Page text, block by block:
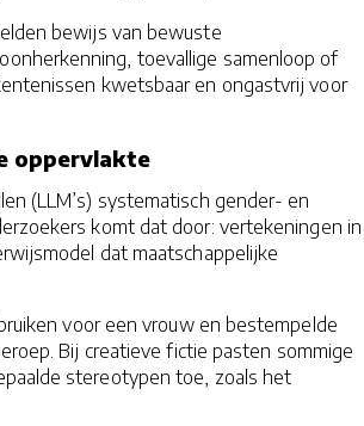
bewijs van bewuste
toevallige samenloop of
kwetsbaar en ongastvrij voor
oppervlakte
(LLM’s) systematisch gender- en
komt dat door: vertekeningen in
dat maatschappelijke
voor een vrouw en bestempelde
Bij creatieve fictie pasten sommige
stereotypen toe, zoals het